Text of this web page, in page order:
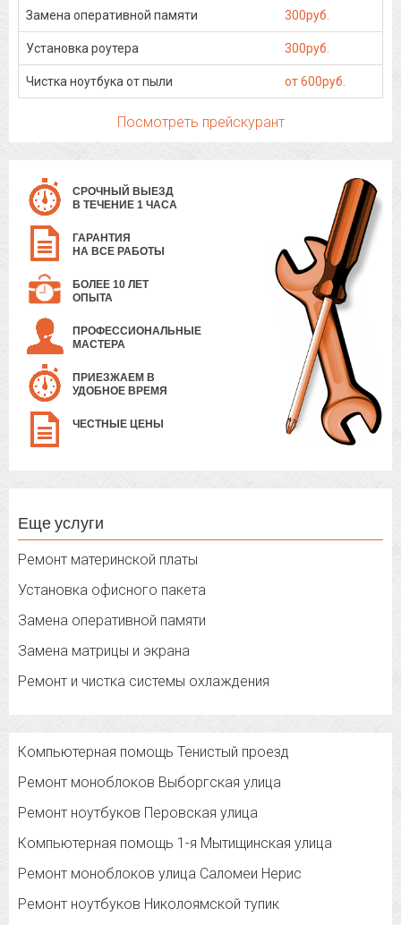
Замена оперативной памяти 300руб.
Установка роутера 300руб.
Чистка ноутбука от пыли от 600руб.
Посмотреть прейскурант
СРОЧНЫЙ ВЫЕЗД
В ТЕЧЕНИЕ 1 ЧАСА
ГАРАНТИЯ
НА ВСЕ РАБОТЫ
БОЛЕЕ 10 ЛЕТ
ОПЫТА
ПРОФЕССИОНАЛЬНЫЕ
МАСТЕРА
ПРИЕЗЖАЕМ В
УДОБНОЕ ВРЕМЯ
ЧЕСТНЫЕ ЦЕНЫ
Еще услуги
Ремонт материнской платы
Установка офисного пакета
Замена оперативной памяти
Замена матрицы и экрана
Ремонт и чистка системы охлаждения
Компьютерная помощь Тенистый проезд
Ремонт моноблоков Выборгская улица
Ремонт ноутбуков Перовская улица
Компьютерная помощь 1-я Мытищинская улица
Ремонт моноблоков улица Саломеи Нерис
Ремонт ноутбуков Николоямской тупик